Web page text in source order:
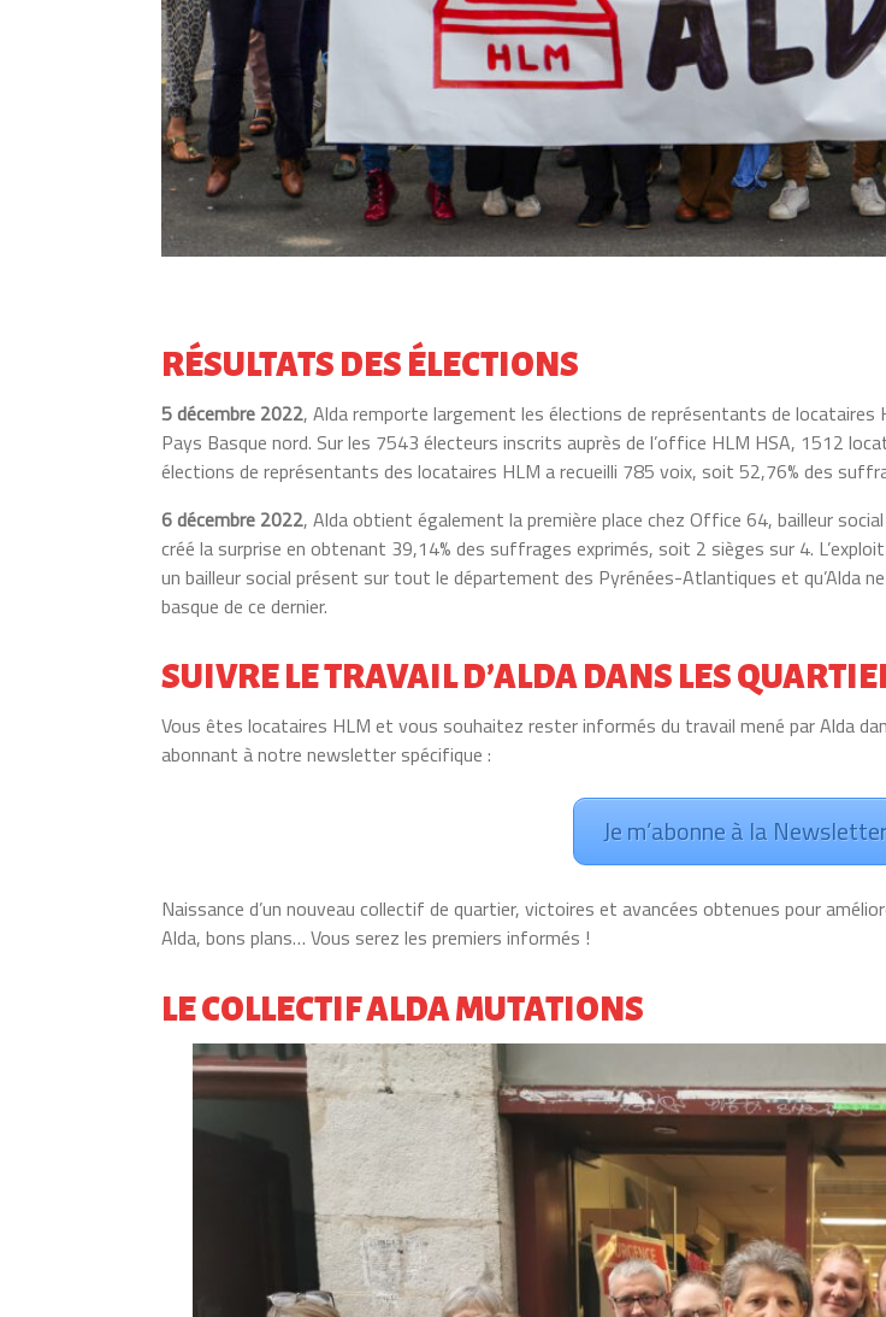
RÉSULTATS DES ÉLECTIONS
5 décembre 2022, Alda remporte largement les élections de représentants de
Pays Basque nord. Sur les 7543 électeurs inscrits auprès de l’office HLM HSA, 1512
élections de représentants des locataires HLM a recueilli 785 voix, soit 52,76% des
6 décembre 2022, Alda obtient également la première place chez Office 64, bailleur
créé la surprise en obtenant 39,14% des suffrages exprimés, soit 2 sièges sur 4.
un bailleur social présent sur tout le département des Pyrénées-Atlantiques et qu’Alda
basque de ce dernier.
SUIVRE LE TRAVAIL D’ALDA DANS LES
Vous êtes locataires HLM et vous souhaitez rester informés du travail mené par Alda
abonnant à notre newsletter spécifique :
Je m’abonne à la
Naissance d’un nouveau collectif de quartier, victoires et avancées obtenues pour
Alda, bons plans… Vous serez les premiers informés !
LE COLLECTIF ALDA MUTATIONS